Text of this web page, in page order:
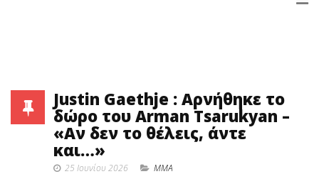
Justin Gaethje : Αρνήθηκε το
δώρο του Arman Tsarukyan –
«Αν δεν το θέλεις, άντε
και…»
25 Ιουνίου 2026 MMA